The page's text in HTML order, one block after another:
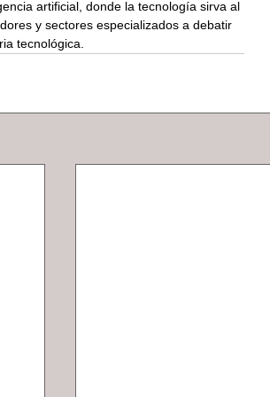
artificial, donde la tecnología sirva al
y sectores especializados a debatir
tecnológica.